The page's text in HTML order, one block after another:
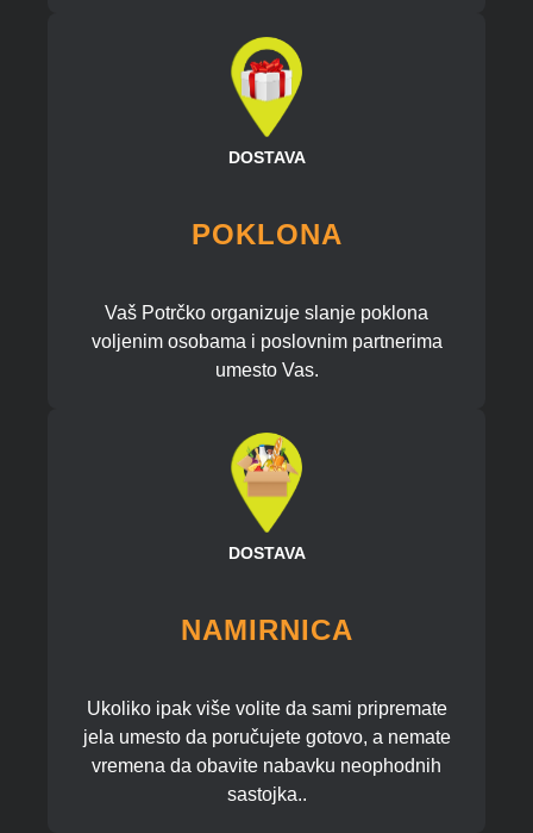
DOSTAVA
POKLONA
Vaš Potrčko organizuje slanje poklona
voljenim osobama i poslovnim partnerima
umesto Vas.
DOSTAVA
NAMIRNICA
Ukoliko ipak više volite da sami pripremate
jela umesto da poručujete gotovo, a nemate
vremena da obavite nabavku neophodnih
sastojka..